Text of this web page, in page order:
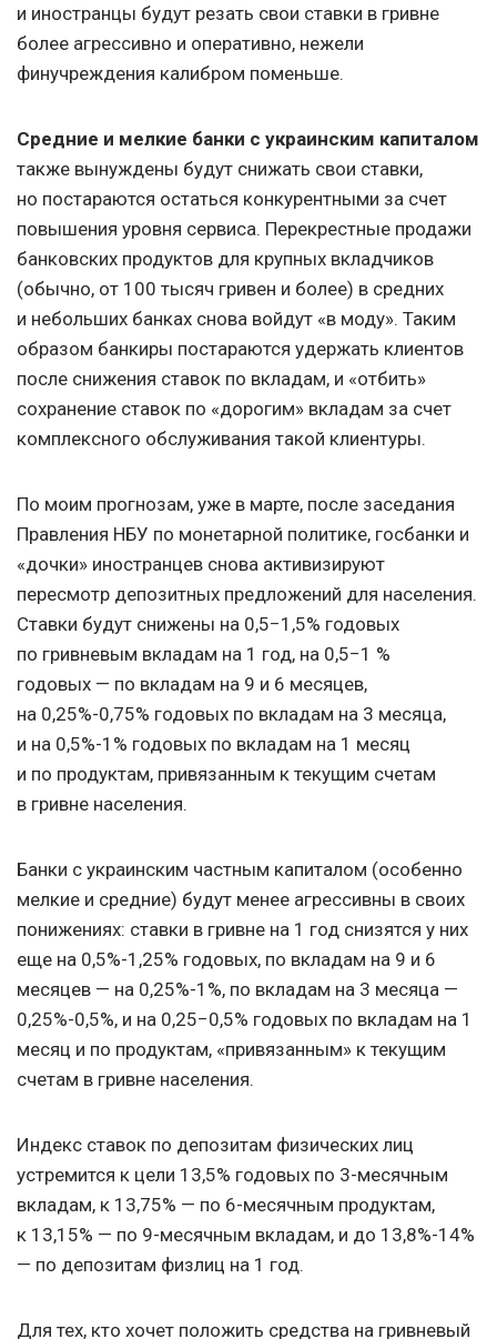
и иностранцы будут резать свои ставки в гривне
более агрессивно и оперативно, нежели
финучреждения калибром поменьше.
Средние и мелкие банки с украинским капиталом
также вынуждены будут снижать свои ставки,
но постараются остаться конкурентными за счет
повышения уровня сервиса. Перекрестные продажи
банковских продуктов для крупных вкладчиков
(обычно, от 100 тысяч гривен и более) в средних
и небольших банках снова войдут «в моду». Таким
образом банкиры постараются удержать клиентов
после снижения ставок по вкладам, и «отбить»
сохранение ставок по «дорогим» вкладам за счет
комплексного обслуживания такой клиентуры.
По моим прогнозам, уже в марте, после заседания
Правления НБУ по монетарной политике, госбанки и
«дочки» иностранцев снова активизируют
пересмотр депозитных предложений для населения.
Ставки будут снижены на 0,5−1,5% годовых
по гривневым вкладам на 1 год, на 0,5−1 %
годовых — по вкладам на 9 и 6 месяцев,
на 0,25%-0,75% годовых по вкладам на 3 месяца,
и на 0,5%-1% годовых по вкладам на 1 месяц
и по продуктам, привязанным к текущим счетам
в гривне населения.
Банки с украинским частным капиталом (особенно
мелкие и средние) будут менее агрессивны в своих
понижениях: ставки в гривне на 1 год снизятся у них
еще на 0,5%-1,25% годовых, по вкладам на 9 и 6
месяцев — на 0,25%-1%, по вкладам на 3 месяца —
0,25%-0,5%, и на 0,25−0,5% годовых по вкладам на 1
месяц и по продуктам, «привязанным» к текущим
счетам в гривне населения.
Индекс ставок по депозитам физических лиц
устремится к цели 13,5% годовых по 3-месячным
вкладам, к 13,75% — по 6-месячным продуктам,
к 13,15% — по 9-месячным вкладам, и до 13,8%-14%
— по депозитам физлиц на 1 год.
Для тех, кто хочет положить средства на гривневый